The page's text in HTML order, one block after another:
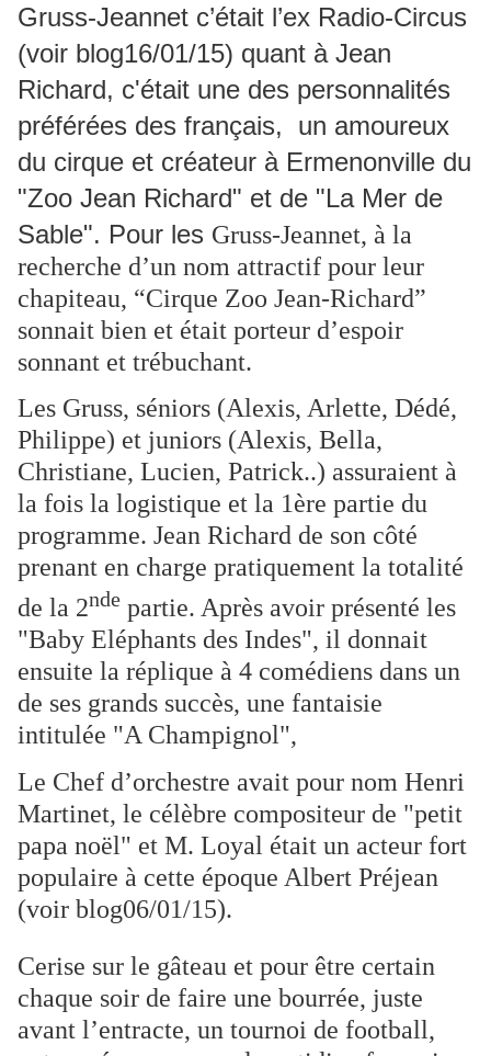
Gruss-Jeannet c’était l’ex Radio-Circus
(voir blog16/01/15) quant à Jean
Richard, c'était une des personnalités
préférées des français, un amoureux
du cirque et créateur à Ermenonville du
"Zoo Jean Richard" et de "La Mer de
Sable". Pour les Gruss-Jeannet, à la
recherche d’un nom attractif pour leur
chapiteau, “Cirque Zoo Jean-Richard”
sonnait bien et était porteur d’espoir
sonnant et trébuchant.
Les Gruss, séniors (Alexis, Arlette, Dédé,
Philippe) et juniors (Alexis, Bella,
Christiane, Lucien, Patrick..) assuraient à
la fois la logistique et la 1ère partie du
programme. Jean Richard de son côté
prenant en charge pratiquement la totalité
de la 2nde partie. Après avoir présenté les
"Baby Eléphants des Indes", il donnait
ensuite la réplique à 4 comédiens dans un
de ses grands succès, une fantaisie
intitulée "A Champignol",
Le Chef d’orchestre avait pour nom Henri
Martinet, le célèbre compositeur de "petit
papa noël" et M. Loyal était un acteur fort
populaire à cette époque Albert Préjean
(voir blog06/01/15).
Cerise sur le gâteau et pour être certain
chaque soir de faire une bourrée, juste
avant l’entracte, un tournoi de football,